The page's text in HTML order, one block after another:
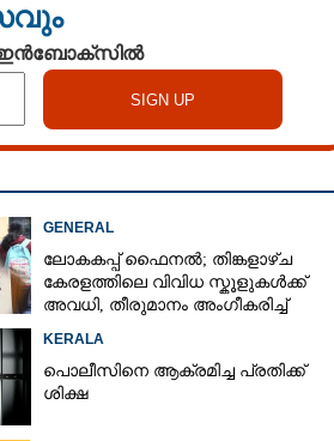
ഇൻബോക്സിൽ
GENERAL
ലോകകപ്പ് ഫെെനൽ; തിങ്കളാഴ്ച
കേരളത്തിലെ വിവിധ സ്കൂളുകൾക്ക്
അവധി, തീരുമാനം അംഗീകരിച്ച്
KERALA
പൊലീസിനെ ആക്രമിച്ച പ്രതിക്ക്
ശിക്ഷ